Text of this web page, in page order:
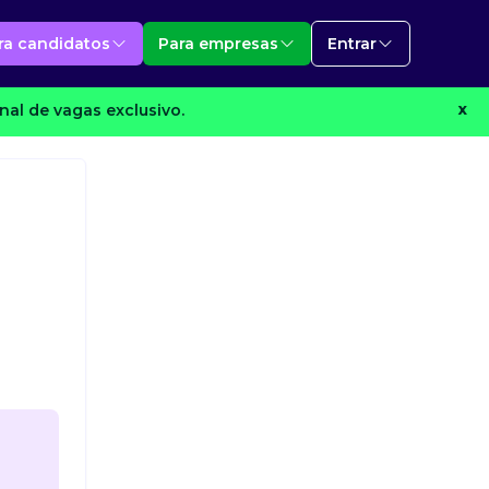
candidatos Para empresas Entrar
de vagas exclusivo. X